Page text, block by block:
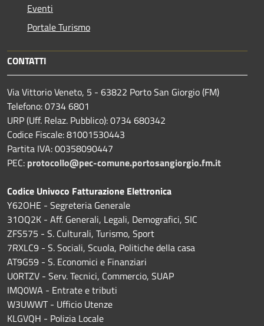
Eventi
Portale Turismo
CONTATTI
Via Vittorio Veneto, 5 - 63822 Porto San Giorgio (FM)
Telefono: 0734 6801
URP (Uff. Relaz. Pubblico): 0734 680342
Codice Fiscale: 81001530443
Partita IVA: 00358090447
PEC: protocollo@pec-comune.portosangiorgio.fm.it
Codice Univoco Fatturazione Elettronica
Y62OHE - Segreteria Generale
31OQ2K - Aff. Generali, Legali, Demografici, SIC
ZFS575 - S. Culturali, Turismo, Sport
7RXLC9 - S. Sociali, Scuola, Politiche della casa
AT9G59 - S. Economici e Finanziari
U0RTZV - Serv. Tecnici, Commercio, SUAP
IMQ0WA - Entrate e tributi
W3UWWT - Ufficio Utenze
KLGVQH - Polizia Locale